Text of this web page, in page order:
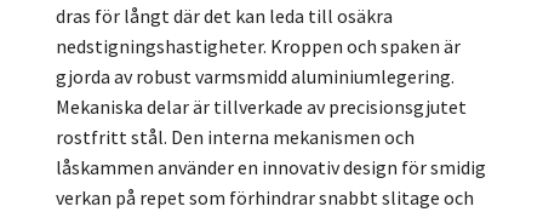
dras för långt där det kan leda till osäkra
nedstigningshastigheter. Kroppen och spaken är
gjorda av robust varmsmidd aluminiumlegering.
Mekaniska delar är tillverkade av precisionsgjutet
rostfritt stål. Den interna mekanismen och
låskammen använder en innovativ design för smidig
verkan på repet som förhindrar snabbt slitage och